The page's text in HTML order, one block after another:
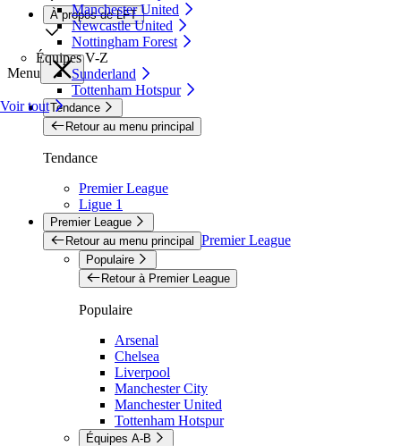
Manchester United
Newcastle United
Nottingham Forest
Équipes V-Z
Sunderland
Tottenham Hotspur
Voir tout
À propos de LFT
Menu
Tendance
Retour au menu principal
Tendance
Premier League
Ligue 1
Premier League
Retour au menu principal Premier League
Populaire
Retour à Premier League
Populaire
Arsenal
Chelsea
Liverpool
Manchester City
Manchester United
Tottenham Hotspur
Équipes A-B